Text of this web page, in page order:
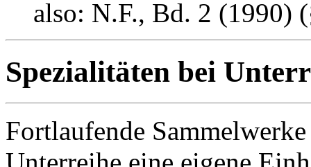
also: N.F., Bd. 2 (1990)
Spezialitäten bei
Fortlaufende